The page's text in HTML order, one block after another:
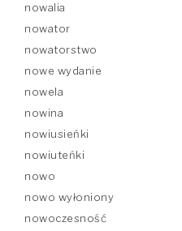
nowalia
nowator
nowatorstwo
nowe wydanie
nowela
nowina
nowiusieńki
nowiuteńki
nowo
nowo wyłoniony
nowoczesność